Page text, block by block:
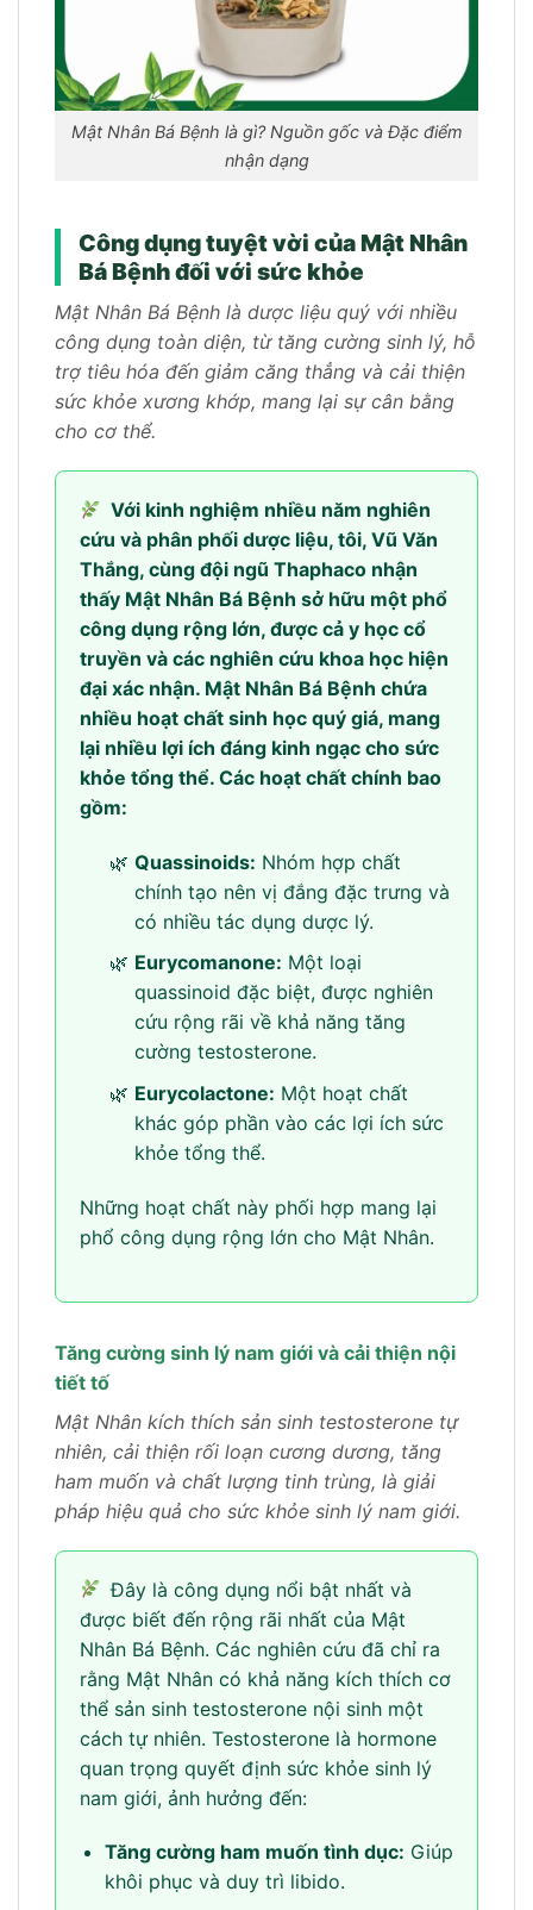
Mật Nhân Bá Bệnh là gì? Nguồn gốc và Đặc điểm
nhận dạng
Công dụng tuyệt vời của Mật Nhân
Bá Bệnh đối với sức khỏe
Mật Nhân Bá Bệnh là dược liệu quý với nhiều
công dụng toàn diện, từ tăng cường sinh lý, hỗ
trợ tiêu hóa đến giảm căng thẳng và cải thiện
sức khỏe xương khớp, mang lại sự cân bằng
cho cơ thể.
Với kinh nghiệm nhiều năm nghiên
cứu và phân phối dược liệu, tôi, Vũ Văn
Thắng, cùng đội ngũ Thaphaco nhận
thấy Mật Nhân Bá Bệnh sở hữu một phổ
công dụng rộng lớn, được cả y học cổ
truyền và các nghiên cứu khoa học hiện
đại xác nhận. Mật Nhân Bá Bệnh chứa
nhiều hoạt chất sinh học quý giá, mang
lại nhiều lợi ích đáng kinh ngạc cho sức
khỏe tổng thể. Các hoạt chất chính bao
gồm:
Quassinoids: Nhóm hợp chất
chính tạo nên vị đắng đặc trưng và
có nhiều tác dụng dược lý.
Eurycomanone: Một loại
quassinoid đặc biệt, được nghiên
cứu rộng rãi về khả năng tăng
cường testosterone.
Eurycolactone: Một hoạt chất
khác góp phần vào các lợi ích sức
khỏe tổng thể.
Những hoạt chất này phối hợp mang lại
phổ công dụng rộng lớn cho Mật Nhân.
Tăng cường sinh lý nam giới và cải thiện nội
tiết tố
Mật Nhân kích thích sản sinh testosterone tự
nhiên, cải thiện rối loạn cương dương, tăng
ham muốn và chất lượng tinh trùng, là giải
pháp hiệu quả cho sức khỏe sinh lý nam giới.
Đây là công dụng nổi bật nhất và
được biết đến rộng rãi nhất của Mật
Nhân Bá Bệnh. Các nghiên cứu đã chỉ ra
rằng Mật Nhân có khả năng kích thích cơ
thể sản sinh testosterone nội sinh một
cách tự nhiên. Testosterone là hormone
quan trọng quyết định sức khỏe sinh lý
nam giới, ảnh hưởng đến:
Tăng cường ham muốn tình dục: Giúp
khôi phục và duy trì libido.